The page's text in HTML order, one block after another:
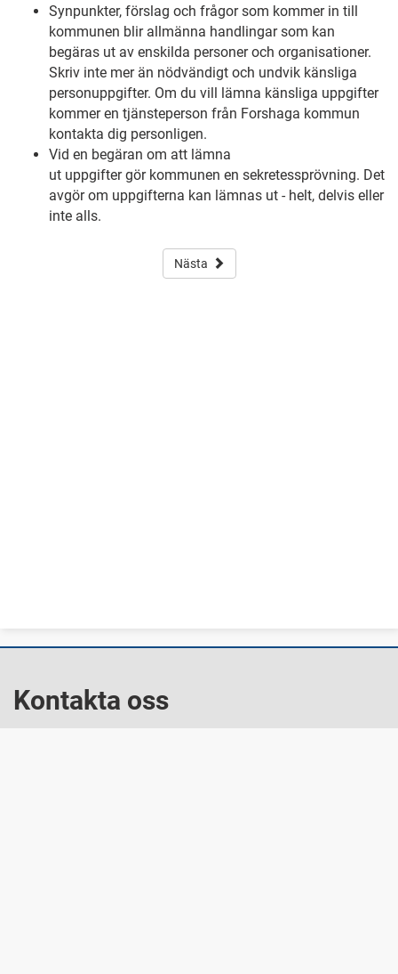
Synpunkter, förslag och frågor som kommer in till
kommunen blir allmänna handlingar som kan
begäras ut av enskilda personer och organisationer.
Skriv inte mer än nödvändigt och undvik känsliga
personuppgifter. Om du vill lämna känsliga uppgifter
kommer en tjänsteperson från Forshaga kommun
kontakta dig personligen.
Vid en begäran om att lämna
ut uppgifter gör kommunen en sekretessprövning. Det
avgör om uppgifterna kan lämnas ut - helt, delvis eller
inte alls.
Nästa
Kontakta oss